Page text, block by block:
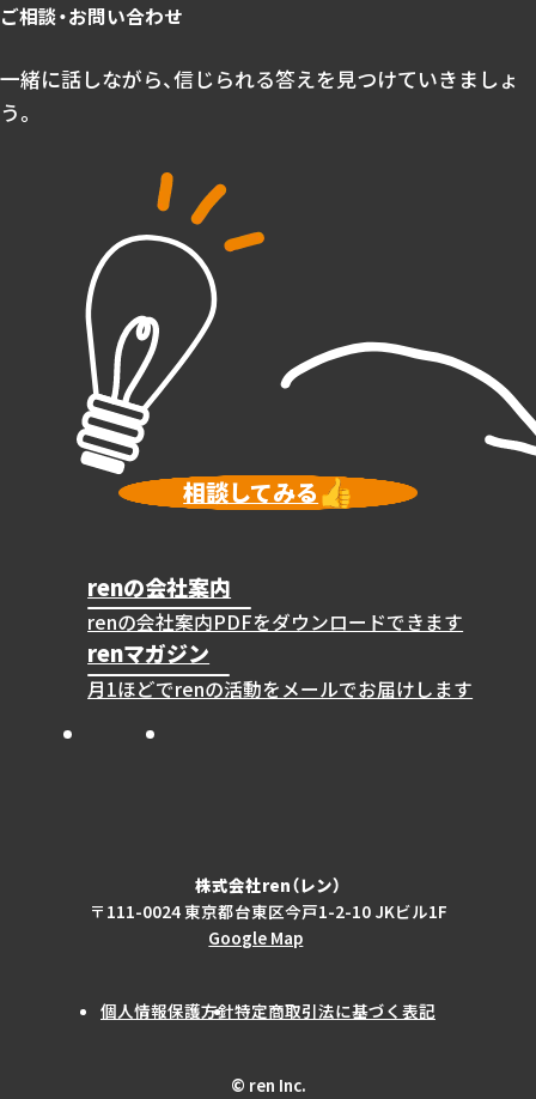
ご相談・お問い合わせ
一緒に話しながら、信じられる答えを見つけていきましょ
う。
相談してみる
renの会社案内
renの会社案内PDFをダウンロードできます
renマガジン
月1ほどでrenの活動をメールでお届けします
Instagram
株式会社ren（レン）
〒111-0024 東京都台東区今戸1-2-10 JKビル1F
Google Map
個人情報保護方針特定商取引法に基づく表記
© ren Inc.